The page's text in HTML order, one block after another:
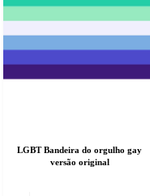
LGBT Bandeira do orgulho gay
versão original